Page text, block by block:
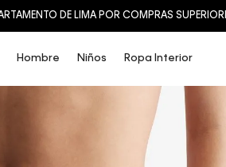
SALE: HASTA 60% OFF
Hombre Niños Ropa Interior